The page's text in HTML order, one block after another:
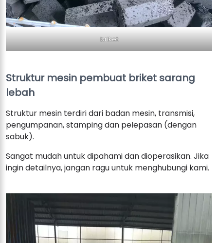
briket
Struktur mesin pembuat briket sarang
lebah
Struktur mesin terdiri dari badan mesin, transmisi,
pengumpanan, stamping dan pelepasan (dengan
sabuk).
Sangat mudah untuk dipahami dan dioperasikan. Jika
ingin detailnya, jangan ragu untuk menghubungi kami.